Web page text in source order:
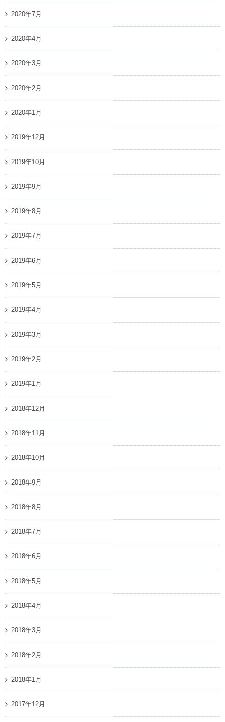
2020年7月
2020年4月
2020年3月
2020年2月
2020年1月
2019年12月
2019年10月
2019年9月
2019年8月
2019年7月
2019年6月
2019年5月
2019年4月
2019年3月
2019年2月
2019年1月
2018年12月
2018年11月
2018年10月
2018年9月
2018年8月
2018年7月
2018年6月
2018年5月
2018年4月
2018年3月
2018年2月
2018年1月
2017年12月